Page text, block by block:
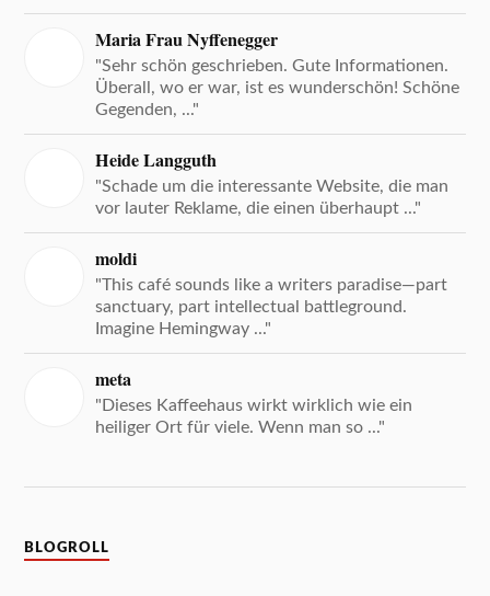
Maria Frau Nyffenegger
"Sehr schön geschrieben. Gute Informationen.
Überall, wo er war, ist es wunderschön! Schöne
Gegenden, ..."
Heide Langguth
"Schade um die interessante Website, die man
vor lauter Reklame, die einen überhaupt ..."
moldi
"This café sounds like a writers paradise—part
sanctuary, part intellectual battleground.
Imagine Hemingway ..."
meta
"Dieses Kaffeehaus wirkt wirklich wie ein
heiliger Ort für viele. Wenn man so ..."
BLOGROLL